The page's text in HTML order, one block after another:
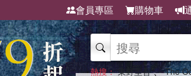
會員專區 購物車
熱搜： 東野圭吾 、 The